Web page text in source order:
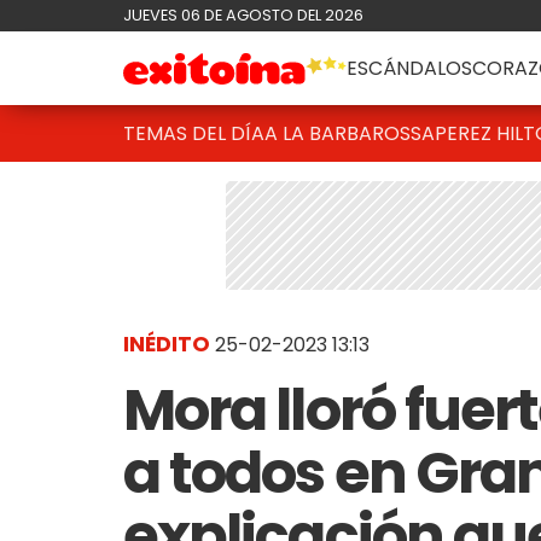
JUEVES 06 DE AGOSTO DEL 2026
ESCÁNDALOS
TEMAS DEL DÍAA LA BARBAROSSAPEREZ
INÉDITO 25-02-2023 13:13
Mora lloró
a todos en